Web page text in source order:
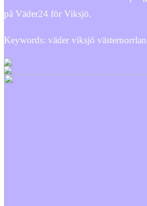
på Väder24 för Viksjö.
Keywords: väder viksjö